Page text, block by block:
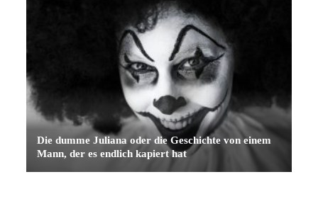
Die dumme Juliana oder die Geschichte von einem
Mann, der es endlich kapiert hat